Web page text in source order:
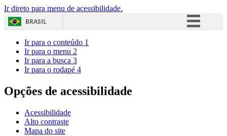
Ir direto para menu de acessibilidade.
BRASIL
Acesso à informação
Ir para o conteúdo 1
Ir para o menu 2
Ir para a busca 3
Ir para o rodapé 4
Opções de acessibilidade
Acessibilidade
Alto contraste
Mapa do site